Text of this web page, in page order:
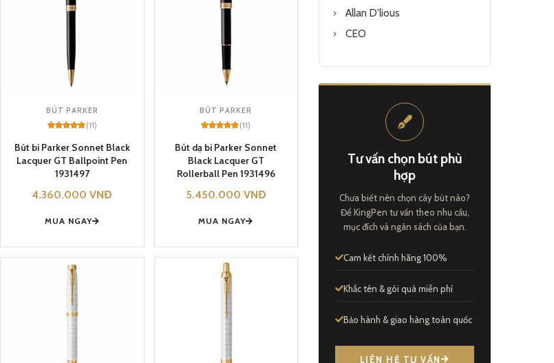
BÚT PARKER
out of 5
based on
customer
(11)
Bút bi Parker Sonnet Black
Lacquer GT Ballpoint Pen
1931497
4.360.000VNĐ
MUA NGAY
BÚT PARKER
out of 5
based on
customer
(11)
Bút dạ bi Parker Sonnet
Black Lacquer GT
Rollerball Pen 1931496
5.450.000 VNĐ
MUA NGAY
Allan D'lious
CEO
Tư vấn chọn bút phù
hợp
Chưa biết nên chọn cây bút nào?
Để KingPen tư vấn theo nhu cầu,
mục đích và ngân sách của bạn.
Cam kết chính hãng 100%
Khắc tên & gói quà miễn phí
Bảo hành & giao hàng toàn quốc
LIÊN HỆ TƯ VẤN